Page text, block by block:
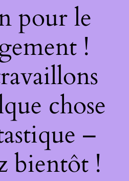
pour le
!
chose
–
bientôt !